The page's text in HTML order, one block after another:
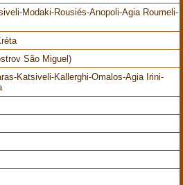
Modaki-Rousiés-Anopoli-Agia Roumeli-
São Miguel)
Katsiveli-Kallerghi-Omalos-Agia Irini-